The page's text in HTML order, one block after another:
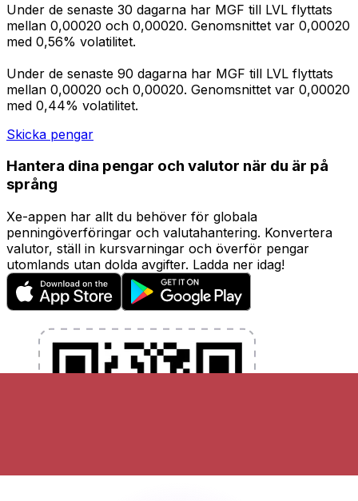
Under de senaste 30 dagarna har MGF till LVL flyttats
mellan 0,00020 och 0,00020. Genomsnittet var 0,00020
med 0,56% volatilitet.
Under de senaste 90 dagarna har MGF till LVL flyttats
mellan 0,00020 och 0,00020. Genomsnittet var 0,00020
med 0,44% volatilitet.
Skicka pengar
Hantera dina pengar och valutor när du är på
språng
Xe-appen har allt du behöver för globala
penningöverföringar och valutahantering. Konvertera
valutor, ställ in kursvarningar och överför pengar
utomlands utan dolda avgifter. Ladda ner idag!